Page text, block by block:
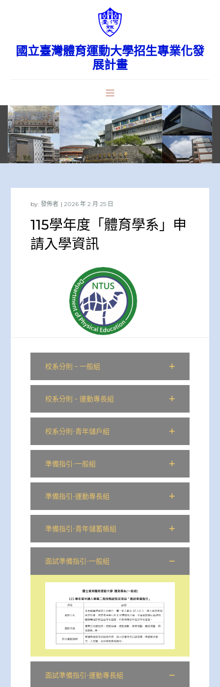
國立臺灣體育運動大學招生專業化發
展計畫
by:發佈者
115學年度「體育學系」申
請入學資訊
校系分則 – 一般組
校系分則 – 運動專長組
校系分則-青年儲戶組
準備指引-一般組
準備指引-運動專長組
準備指引-青年儲蓄帳組
面試準備指引-一般組
面試準備指引-運動專長組